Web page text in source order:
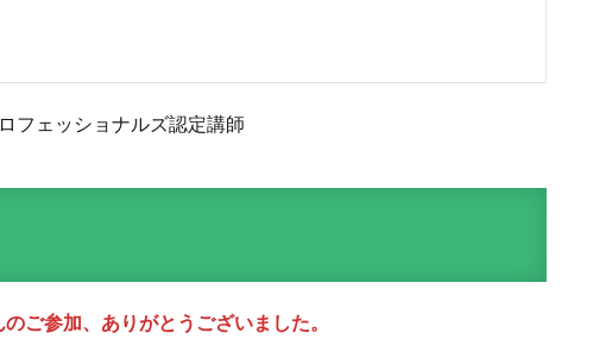
フェッショナルズ認定講師
ご参加、ありがとうございました。